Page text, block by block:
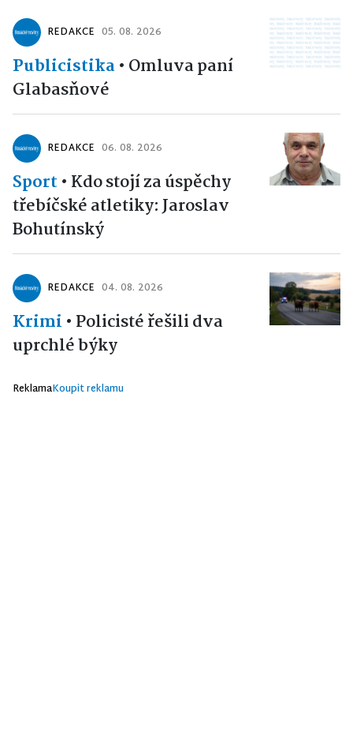
REDAKCE 05. 08. 2026
Publicistika• Omluva paní
Glabasňové
REDAKCE 06. 08. 2026
Sport • Kdo stojí za úspěchy
třebíčské atletiky: Jaroslav
Bohutínský
REDAKCE 04. 08. 2026
Krimi • Policisté řešili dva
uprchlé býky
ReklamaKoupit reklamu